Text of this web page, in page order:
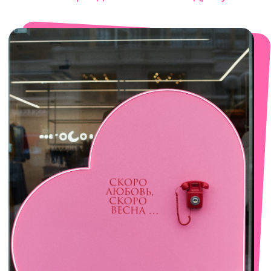
Сочи
Село Эстосадок, ТРЦ Горки Молл,
Горная Карусель, 3
+7 (919) 374-04-04
с 10-00 до 22-00
смотреть в Яндекс. Картах